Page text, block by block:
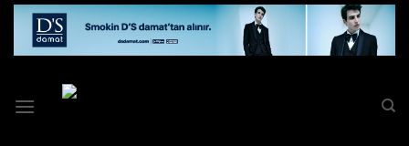
Skip
content